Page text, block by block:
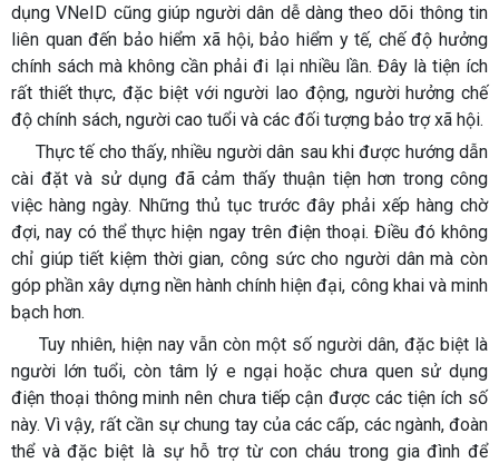
dụng VNeID cũng giúp người dân dễ dàng theo dõi thông tin
liên quan đến bảo hiểm xã hội, bảo hiểm y tế, chế độ hưởng
chính sách mà không cần phải đi lại nhiều lần. Đây là tiện ích
rất thiết thực, đặc biệt với người lao động, người hưởng chế
độ chính sách, người cao tuổi và các đối tượng bảo trợ xã hội.
Thực tế cho thấy, nhiều người dân sau khi được hướng dẫn
cài đặt và sử dụng đã cảm thấy thuận tiện hơn trong công
việc hàng ngày. Những thủ tục trước đây phải xếp hàng chờ
đợi, nay có thể thực hiện ngay trên điện thoại. Điều đó không
chỉ giúp tiết kiệm thời gian, công sức cho người dân mà còn
góp phần xây dựng nền hành chính hiện đại, công khai và minh
bạch hơn.
Tuy nhiên, hiện nay vẫn còn một số người dân, đặc biệt là
người lớn tuổi, còn tâm lý e ngại hoặc chưa quen sử dụng
điện thoại thông minh nên chưa tiếp cận được các tiện ích số
này. Vì vậy, rất cần sự chung tay của các cấp, các ngành, đoàn
thể và đặc biệt là sự hỗ trợ từ con cháu trong gia đình để